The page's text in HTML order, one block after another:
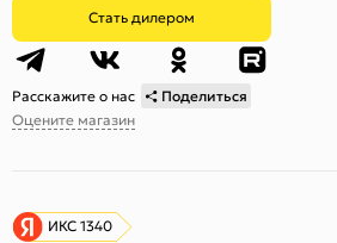
Стать дилером
Расскажите о нас
Поделиться
Оцените магазин
ИКС 1340